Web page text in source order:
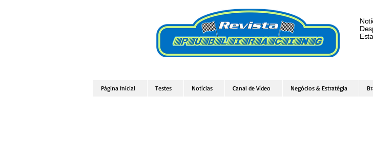
Página Inicial Testes Notícias Canal de Vídeo Negócios & Estratégia